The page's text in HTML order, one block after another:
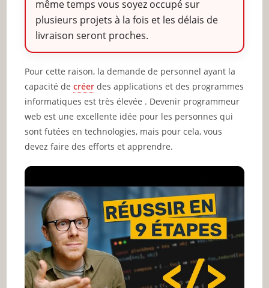
même temps vous soyez occupé sur
plusieurs projets à la fois et les délais de
livraison seront proches.
Pour cette raison, la demande de personnel ayant la
capacité decréer des applications et des programmes
informatiques est très élevée . Devenir programmeur
web est une excellente idée pour les personnes qui
sont futées en technologies, mais pour cela, vous
devez faire des efforts et apprendre.